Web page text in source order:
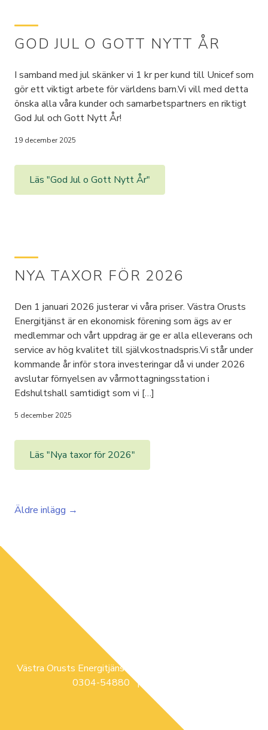
GOD JUL O GOTT NYTT ÅR
I samband med jul skänker vi 1 kr per kund till Unicef som
gör ett viktigt arbete för världens barn.Vi vill med detta
önska alla våra kunder och samarbetspartners en riktigt
God Jul och Gott Nytt År!
19 december 2025
Läs "God Jul o Gott Nytt År"
NYA TAXOR FÖR 2026
Den 1 januari 2026 justerar vi våra priser. Västra Orusts
Energitjänst är en ekonomisk förening som ägs av er
medlemmar och vårt uppdrag är ge er alla elleverans och
service av hög kvalitet till självkostnadspris.Vi står under
kommande år inför stora investeringar då vi under 2026
avslutar förnyelsen av vårmottagningsstation i
Edshultshall samtidigt som vi […]
5 december 2025
Läs "Nya taxor för 2026"
Äldre inlägg →
Västra Orusts Energitjänst | Glimsåsvägen 3, ELLÖS |
0304-54880 |